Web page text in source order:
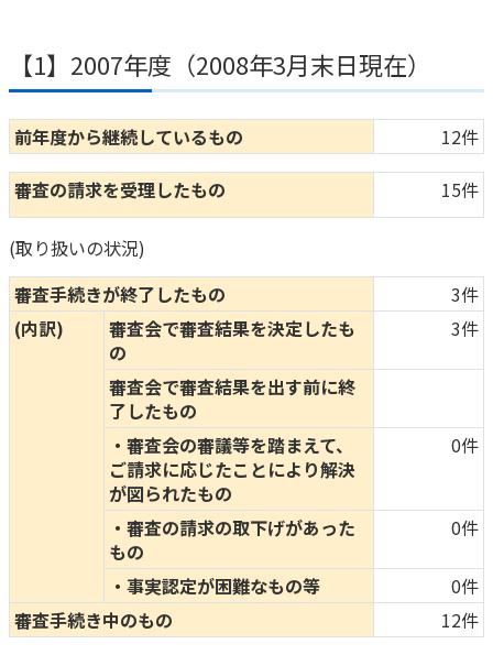
【1】2007年度（2008年3月末日現在）
前年度から継続しているもの
12件
審査の請求を受理したもの
15件
(取り扱いの状況)
審査手続きが終了したもの
3件
(内訳)
審査会で審査結果を決定したも
の
3件
審査会で審査結果を出す前に終
了したもの
・審査会の審議等を踏まえて、
ご請求に応じたことにより解決
が図られたもの
0件
・審査の請求の取下げがあった
もの
0件
・事実認定が困難なもの等
0件
審査手続き中のもの
12件